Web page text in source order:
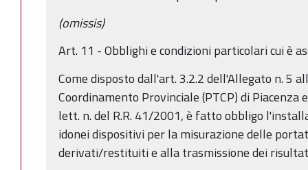
(omissis)
Art. 11 - Obblighi e condizioni particolari cui è
Come disposto dall'art. 3.2.2 dell'Allegato n. 5
Coordinamento Provinciale (PTCP) di Piacenza
lett. n. del R.R. 41/2001, è fatto obbligo
idonei dispositivi per la misurazione delle
derivati/restituiti e alla trasmissione dei